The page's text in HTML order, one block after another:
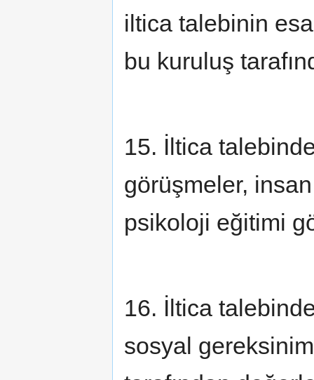
iltica talebinin
bu kuruluş
15. İltica
görüşmeler,
psikoloji eğitimi
16. İltica
sosyal